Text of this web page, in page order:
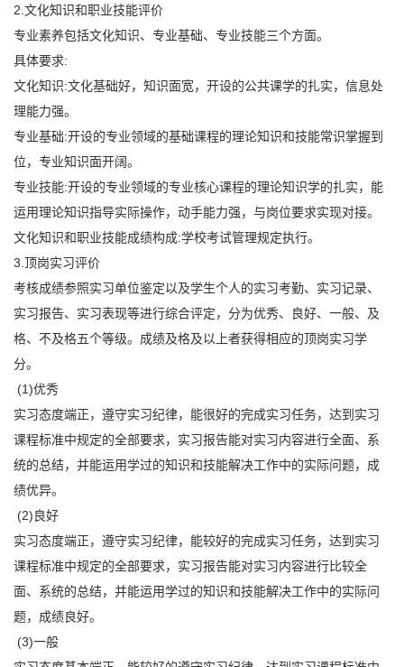
2.文化知识和职业技能评价
专业素养包括文化知识、专业基础、专业技能三个方面。
具体要求:
文化知识:文化基础好，知识面宽，开设的公共课学的扎实，信息处
理能力强。
专业基础:开设的专业领域的基础课程的理论知识和技能常识掌握到
位，专业知识面开阔。
专业技能:开设的专业领域的专业核心课程的理论知识学的扎实，能
运用理论知识指导实际操作，动手能力强，与岗位要求实现对接。
文化知识和职业技能成绩构成:学校考试管理规定执行。
3.顶岗实习评价
考核成绩参照实习单位鉴定以及学生个人的实习考勤、实习记录、
实习报告、实习表现等进行综合评定，分为优秀、良好、一般、及
格、不及格五个等级。成绩及格及以上者获得相应的顶岗实习学
分。
(1)优秀
实习态度端正，遵守实习纪律，能很好的完成实习任务，达到实习
课程标准中规定的全部要求，实习报告能对实习内容进行全面、系
统的总结，并能运用学过的知识和技能解决工作中的实际问题，成
绩优异。
(2)良好
实习态度端正，遵守实习纪律，能较好的完成实习任务，达到实习
课程标准中规定的全部要求，实习报告能对实习内容进行比较全
面、系统的总结，并能运用学过的知识和技能解决工作中的实际问
题，成绩良好。
(3)一般